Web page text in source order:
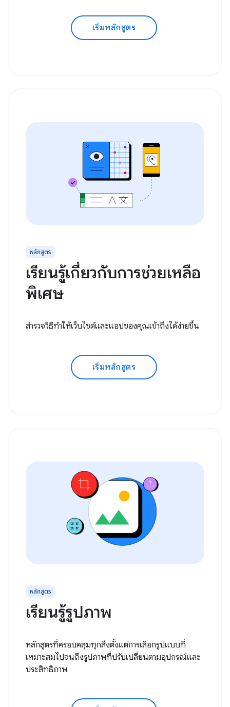
เริ่มหลักสูตร
หลักสูตร
เรียนรู้เกี่ยวกับการช่วยเหลือ
พิเศษ
สำรวจวิธีทำให้เว็บไซต์และแอปของคุณเข้าถึงได้ง่ายขึ้น
เริ่มหลักสูตร
หลักสูตร
เรียนรู้รูปภาพ
หลักสูตรที่ครอบคลุมทุกสิ่งตั้งแต่การเลือกรูปแบบที่
เหมาะสมไปจนถึงรูปภาพที่ปรับเปลี่ยนตามอุปกรณ์และ
ประสิทธิภาพ